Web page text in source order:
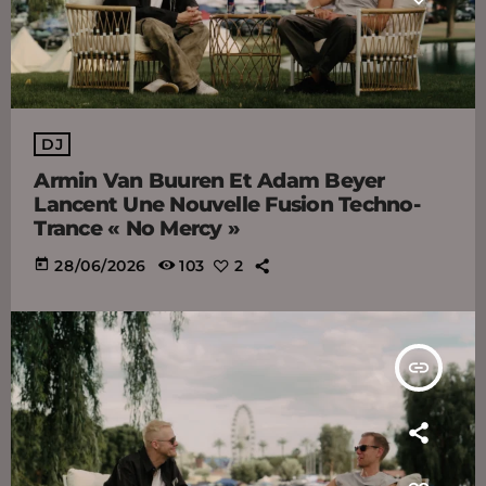
DJ
Armin Van Buuren Et Adam Beyer
Lancent Une Nouvelle Fusion Techno-
Trance « No Mercy »
today 28/06/2026 103 2
insert_link